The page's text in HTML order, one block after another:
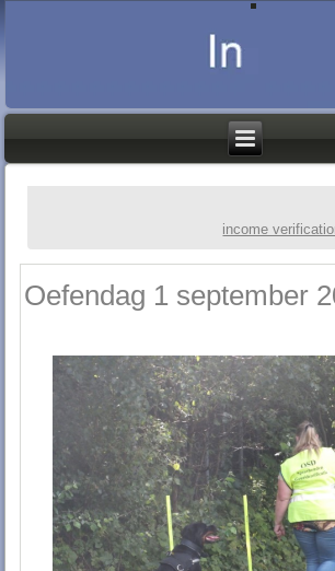
income
Oefendag 1 september